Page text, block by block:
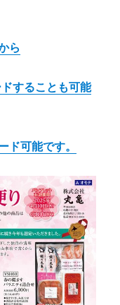
ら
することも可能
ド可能です。